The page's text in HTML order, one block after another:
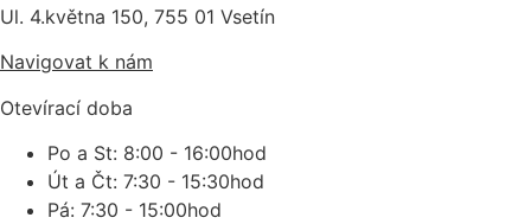
Ul. 4.května 150, 755 01 Vsetín
Navigovat k nám
Otevírací doba
Po a St: 8:00 - 16:00hod
Út a Čt: 7:30 - 15:30hod
Pá: 7:30 - 15:00hod